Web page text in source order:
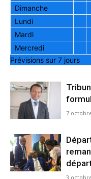
Dimanche
Lundi
Mardi
Mercredi
Prévisions sur 7 jours
7
3